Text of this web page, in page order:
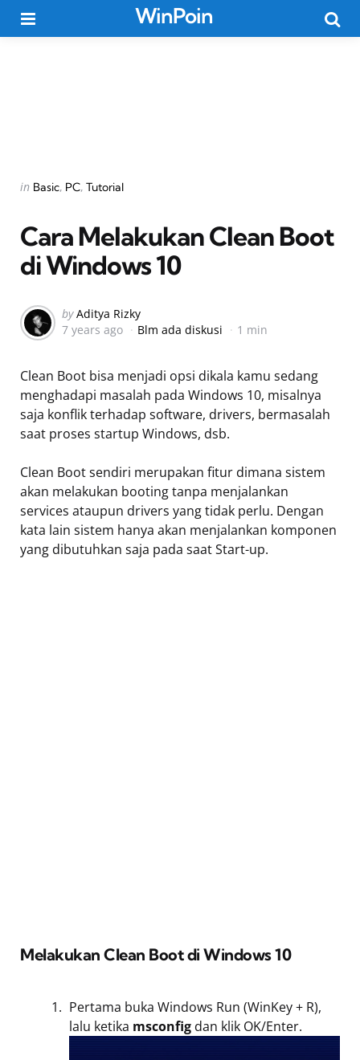
WinPoin
Categories
Posted
in Basic PC Tutorial
Cara Melakukan Clean Boot
di Windows 10
Posted
by
by Aditya Rizky
7 years ago
Blm ada diskusi 1 min
Clean Boot bisa menjadi opsi dikala kamu sedang
menghadapi masalah pada Windows 10, misalnya
saja konflik terhadap software, drivers, bermasalah
saat proses startup Windows, dsb.
Clean Boot sendiri merupakan fitur dimana sistem
akan melakukan booting tanpa menjalankan
services ataupun drivers yang tidak perlu. Dengan
kata lain sistem hanya akan menjalankan komponen
yang dibutuhkan saja pada saat Start-up.
Melakukan Clean Boot di Windows 10
Pertama buka Windows Run (WinKey + R),
lalu ketika msconfig dan klik OK/Enter.